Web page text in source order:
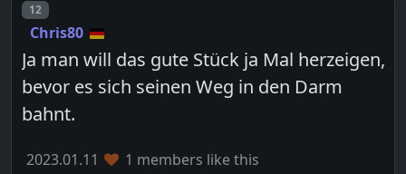
Post number
12
Chris80
Ja man will das gute Stück ja Mal herzeigen,
bevor es sich seinen Weg in den Darm
bahnt.
2023.01.11 1 members like this